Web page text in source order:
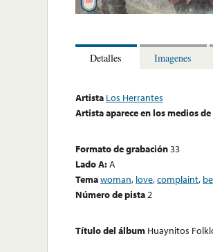
Detalles Imagenes
Artista Los Herrantes
Artista aparece en los medios
Formato de grabación33
Lado A:A
Temawoman, love,complaint,
Número de pista2
Título del álbum Huaynitos